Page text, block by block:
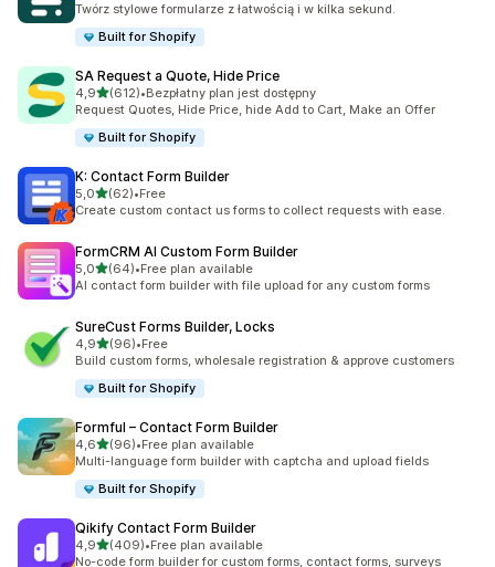
Twórz stylowe formularze z łatwością i w kilka sekund.
Built for Shopify
SA Request a Quote, Hide Price
4,9na 5 gwiazdek
(612)
Łączna liczba recenzji: 612
•Bezpłatny plan jest dostępny
Request Quotes, Hide Price, hide Add to Cart, Make an Offer
Built for Shopify
K: Contact Form Builder
5,0na 5 gwiazdek
(62)
Łączna liczba recenzji: 62
•Free
Create custom contact us forms to collect requests with ease.
FormCRM AI Custom Form Builder
5,0na 5 gwiazdek
(64)
Łączna liczba recenzji: 64
•Free plan available
AI contact form builder with file upload for any custom forms
SureCust Forms Builder, Locks
4,9na 5 gwiazdek
(96)
Łączna liczba recenzji: 96
•Free
Build custom forms, wholesale registration & approve customers
Built for Shopify
Formful – Contact Form Builder
4,6na 5 gwiazdek
(96)
Łączna liczba recenzji: 96
•Free plan available
Multi-language form builder with captcha and upload fields
Built for Shopify
Qikify Contact Form Builder
4,9na 5 gwiazdek
(409)
Łączna liczba recenzji: 409
•Free plan available
No-code form builder for custom forms, contact forms, surveys